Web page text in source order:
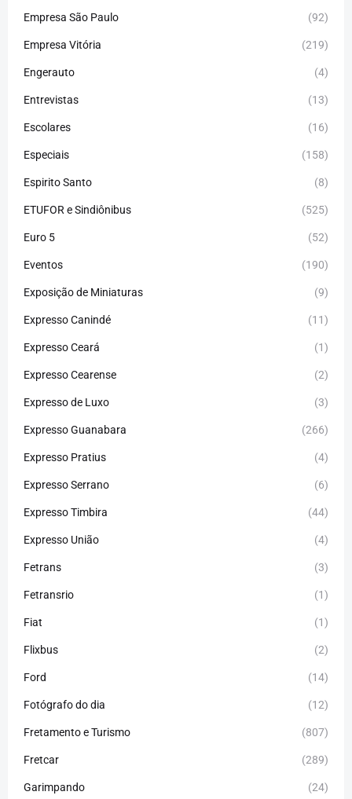
Empresa São Paulo (92)
Empresa Vitória (219)
Engerauto (4)
Entrevistas (13)
Escolares (16)
Especiais (158)
Espirito Santo (8)
ETUFOR e Sindiônibus (525)
Euro 5 (52)
Eventos (190)
Exposição de Miniaturas (9)
Expresso Canindé (11)
Expresso Ceará (1)
Expresso Cearense (2)
Expresso de Luxo (3)
Expresso Guanabara (266)
Expresso Pratius (4)
Expresso Serrano (6)
Expresso Timbira (44)
Expresso União (4)
Fetrans (3)
Fetransrio (1)
Fiat (1)
Flixbus (2)
Ford (14)
Fotógrafo do dia (12)
Fretamento e Turismo (807)
Fretcar (289)
Garimpando (24)